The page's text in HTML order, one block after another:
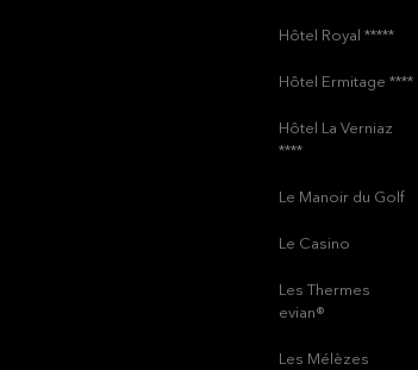
Hôtel Royal *****
Hôtel Ermitage ****
Hôtel La Verniaz
****
Le Manoir du Golf
Le Casino
Les Thermes
evian®
Les Mélèzes